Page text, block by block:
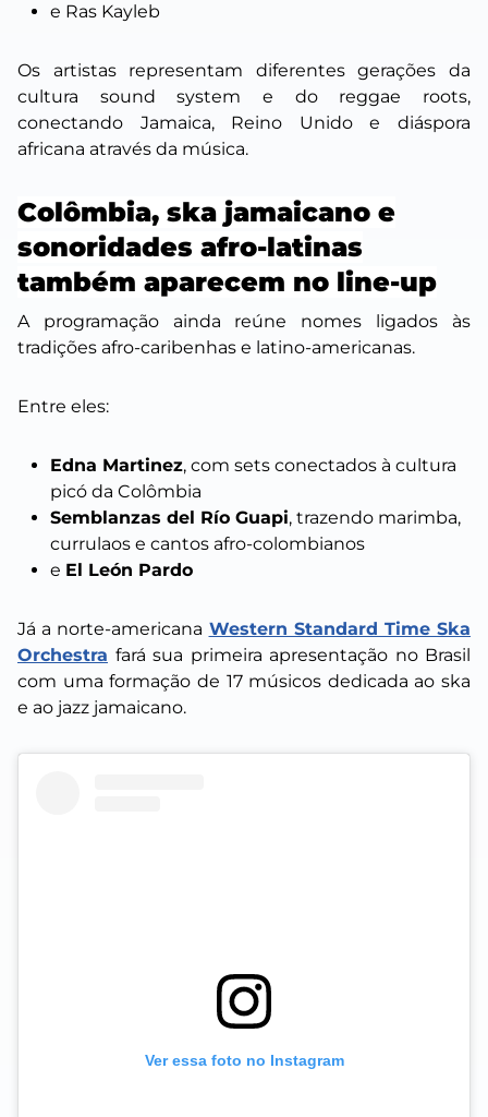
e Ras Kayleb
Os artistas representam diferentes gerações da
cultura sound system e do reggae roots,
conectando Jamaica, Reino Unido e diáspora
africana através da música.
Colômbia, ska jamaicano e
sonoridades afro-latinas
também aparecem no line-up
A programação ainda reúne nomes ligados às
tradições afro-caribenhas e latino-americanas.
Entre eles:
Edna Martinez, com sets conectados à cultura
picó da Colômbia
Semblanzas del Río Guapi, trazendo marimba,
currulaos e cantos afro-colombianos
e El León Pardo
Já a norte-americana Western Standard Time Ska
Orchestra fará sua primeira apresentação no Brasil
com uma formação de 17 músicos dedicada ao ska
e ao jazz jamaicano.
Ver essa foto no Instagram